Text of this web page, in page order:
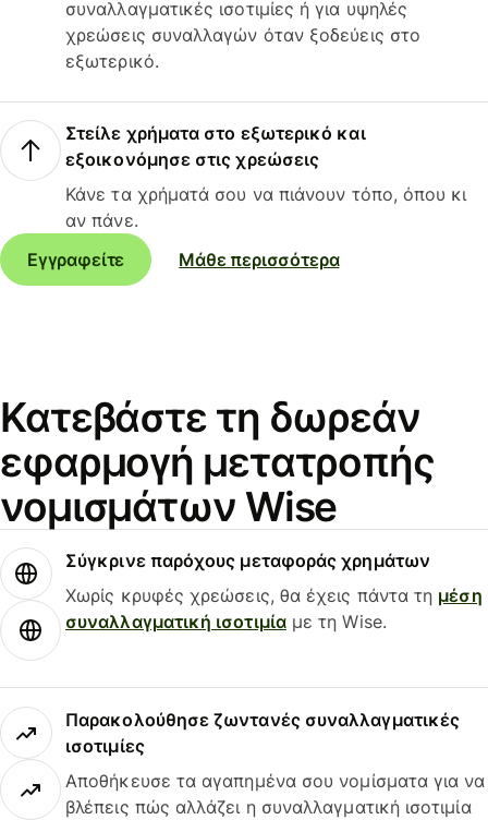
συναλλαγματικές ισοτιμίες ή για υψηλές
χρεώσεις συναλλαγών όταν ξοδεύεις στο
εξωτερικό.
Στείλε χρήματα στο εξωτερικό και
εξοικονόμησε στις χρεώσεις
Κάνε τα χρήματά σου να πιάνουν τόπο, όπου κι
αν πάνε.
Εγγραφείτε
Μάθε περισσότερα
Κατεβάστε τη δωρεάν
εφαρμογή μετατροπής
νομισμάτων Wise
Σύγκρινε παρόχους μεταφοράς χρημάτων
Χωρίς κρυφές χρεώσεις, θα έχεις πάντα τη μέση
συναλλαγματική ισοτιμίαμε τη Wise.
Παρακολούθησε ζωντανές συναλλαγματικές
ισοτιμίες
Αποθήκευσε τα αγαπημένα σου νομίσματα για να
βλέπεις πώς αλλάζει η συναλλαγματική ισοτιμία